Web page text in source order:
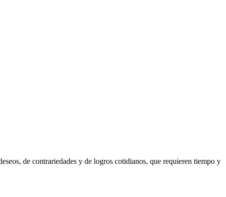
de contrariedades y de logros cotidianos, que requieren tiempo y